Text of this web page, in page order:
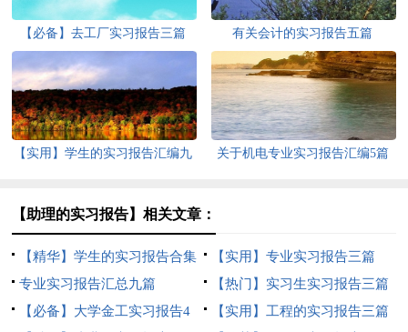
【必备】去工厂实习报告三篇 有关会计的实习报告五篇
【实用】学生的实习报告汇编九
关于机电专业实习报告汇编5篇
【助理的实习报告】相关文章：
【精华】学生的实习报告合集
5篇
【实用】专业实习报告三篇
专业实习报告汇总九篇
【热门】实习生实习报告三篇
【必备】大学金工实习报告4
【实用】工程的实习报告三篇